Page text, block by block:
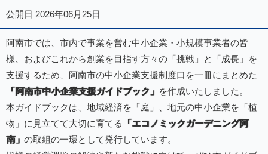
公開日 2026年06月25日
阿南市では、市内で事業を営む中小企業・小規模事業者の皆
様、およびこれから創業を目指す方々の「挑戦」と「成長」を
支援するため、阿南市の中小企業支援制度口を一冊にまとめた
「阿南市中小企業支援ガイドブック」 を作成いたしました。
本ガイドブックは、地域経済を「庭」、地元の中小企業を「植
物」に見立てて大切に育てる
「エコノミックガーデニング阿
南」 の取組の一環として発行しています。